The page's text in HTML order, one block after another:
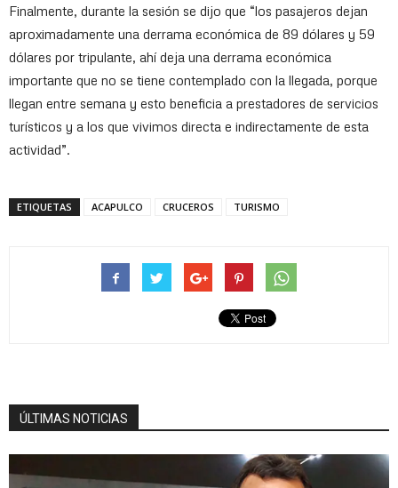
Finalmente, durante la sesión se dijo que “los pasajeros dejan
aproximadamente una derrama económica de 89 dólares y 59
dólares por tripulante, ahí deja una derrama económica
importante que no se tiene contemplado con la llegada, porque
llegan entre semana y esto beneficia a prestadores de servicios
turísticos y a los que vivimos directa e indirectamente de esta
actividad”.
ETIQUETAS ACAPULCO CRUCEROS TURISMO
ÚLTIMAS NOTICIAS